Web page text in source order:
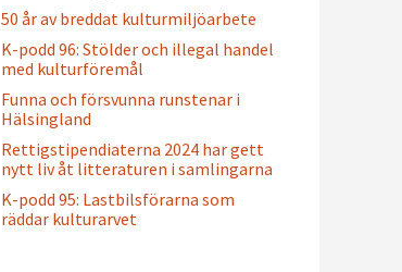
50 år av breddat kulturmiljöarbete
K-podd 96: Stölder och illegal handel
med kulturföremål
Funna och försvunna runstenar i
Hälsingland
Rettigstipendiaterna 2024 har gett
nytt liv åt litteraturen i samlingarna
K-podd 95: Lastbilsförarna som
räddar kulturarvet